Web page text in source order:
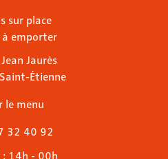
sur place
à emporter
Jaurès
Étienne
le menu
32 40 92
: 14h - 00h